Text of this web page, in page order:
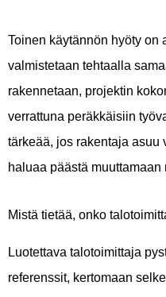
Toinen käytännön hyöty on
valmistetaan tehtaalla
rakennetaan, projektin
verrattuna peräkkäisiin
tärkeää, jos rakentaja asuu
haluaa päästä
Mistä tietää, onko
Luotettava talotoimittaja
referenssit, kertomaan